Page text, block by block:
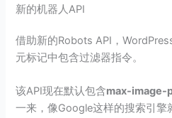
新的机器人API
借助新的Robots API，
元标记中包含过滤器指令。
该API现在默认包含max-image-
一来，像Google这样的搜索引擎